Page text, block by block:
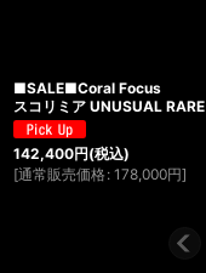
■SALE■Coral Focus
スコリミア UNUSUAL RARE
142,400円(税込)
[通常販売価格 : 178,000円]